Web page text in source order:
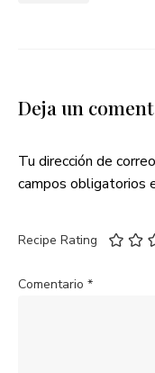
Deja un
Tu dirección de
campos obligatorios
Recipe Rating
Comentario *